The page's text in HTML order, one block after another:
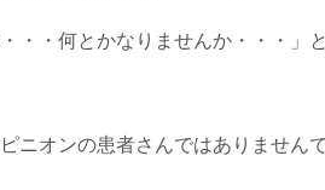
・・何とかなりませんか・・・」
ニオンの患者さんではありません